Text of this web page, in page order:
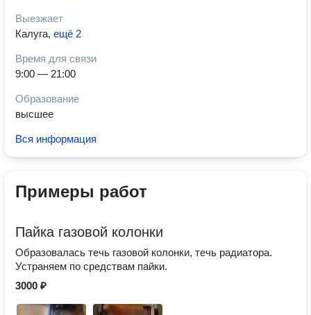
Выезжает
Калуга, ещё 2
Время для связи
9:00 — 21:00
Образование
высшее
Вся информация
Примеры работ
Пайка газовой колонки
Образовалась течь газовой колонки, течь радиатора.
Устраняем по средствам пайки.
3000 ₽